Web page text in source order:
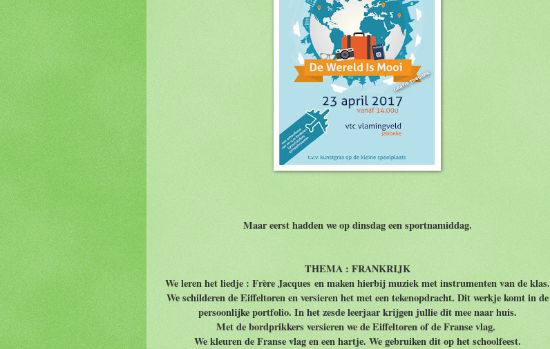
Maar eerst hadden we op dinsdag een sportnamiddag.
THEMA : FRANKRIJK
We leren het liedje : Frère Jacques en maken hierbij muziek met instrumenten van de klas.
We schilderen de Eiffeltoren en versieren het met een tekenopdracht. Dit werkje komt in de
persoonlijke portfolio. In het zesde leerjaar krijgen jullie dit mee naar huis.
Met de bordprikkers versieren we de Eiffeltoren of de Franse vlag.
We kleuren de Franse vlag en een hartje. We gebruiken dit op het schoolfeest.